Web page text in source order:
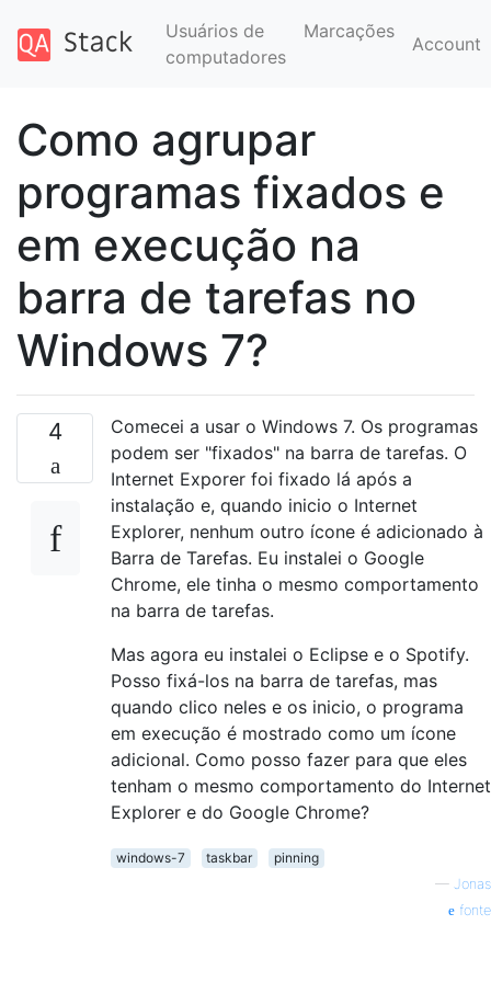
Usuários de
computadores
Marcações
Account
Como agrupar
programas fixados e
em execução na
barra de tarefas no
Windows 7?
4
Comecei a usar o Windows 7. Os programas
podem ser "fixados" na barra de tarefas. O
Internet Exporer foi fixado lá após a
instalação e, quando inicio o Internet
Explorer, nenhum outro ícone é adicionado à
Barra de Tarefas. Eu instalei o Google
Chrome, ele tinha o mesmo comportamento
na barra de tarefas.
Mas agora eu instalei o Eclipse e o Spotify.
Posso fixá-los na barra de tarefas, mas
quando clico neles e os inicio, o programa
em execução é mostrado como um ícone
adicional. Como posso fazer para que eles
tenham o mesmo comportamento do Internet
Explorer e do Google Chrome?
windows-7 taskbar
pinning
— Jonas
fonte